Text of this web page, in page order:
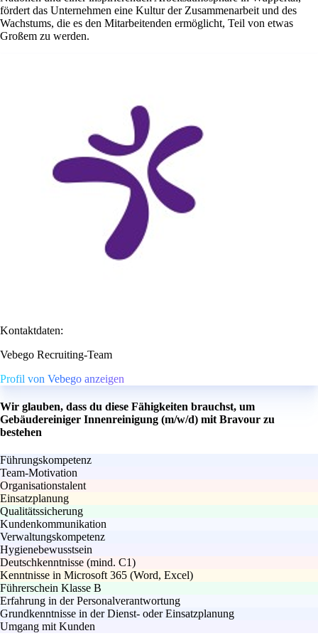
fördert das Unternehmen eine Kultur der Zusammenarbeit und des
Wachstums, die es den Mitarbeitenden ermöglicht, Teil von etwas
Großem zu werden.
Kontaktdaten:
Vebego Recruiting-Team
Profil von Vebego anzeigen
Wir glauben, dass du diese Fähigkeiten brauchst, um
Gebäudereiniger Innenreinigung (m/w/d) mit Bravour zu
bestehen
Führungskompetenz
Team-Motivation
Organisationstalent
Einsatzplanung
Qualitätssicherung
Kundenkommunikation
Verwaltungskompetenz
Hygienebewusstsein
Deutschkenntnisse (mind. C1)
Kenntnisse in Microsoft 365 (Word, Excel)
Führerschein Klasse B
Erfahrung in der Personalverantwortung
Grundkenntnisse in der Dienst- oder Einsatzplanung
Umgang mit Kunden